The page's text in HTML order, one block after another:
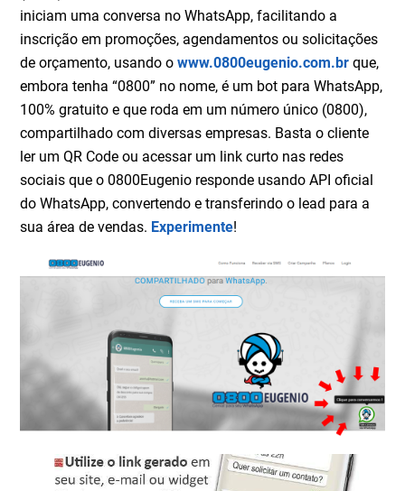
iniciam uma conversa no WhatsApp, facilitando a
inscrição em promoções, agendamentos ou solicitações
de orçamento, usando owww.0800eugenio.com.br que,
embora tenha “0800” no nome, é um bot para WhatsApp,
100% gratuito e que roda em um número único (0800),
compartilhado com diversas empresas. Basta o cliente
ler um QR Code ou acessar um link curto nas redes
sociais que o 0800Eugenio responde usando API oficial
do WhatsApp, convertendo e transferindo o lead para a
sua área de vendas. Experimente!